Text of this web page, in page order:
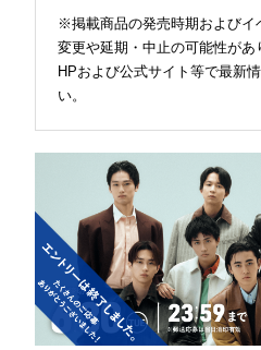
※掲載商品の発売時期およびイ
変更や延期・中止の可能性があ
HPおよび公式サイト等で最新
い。